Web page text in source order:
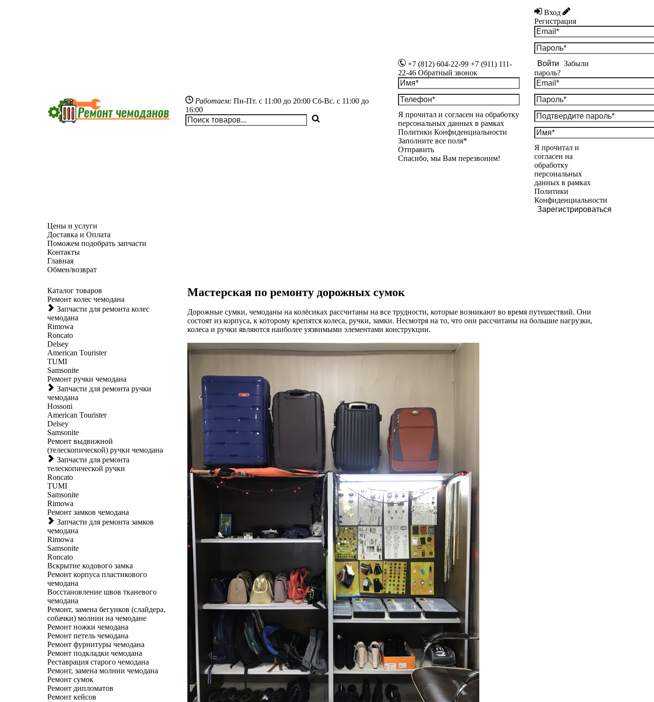
Работаем: Пн-Пт.с 11:00 до 20:00 Сб-Вс.с 11:00 до
16:00
+7 (812) 604-22-99 +7 (911) 111-
22-46 Обратный звонок
Я прочитал и согласен на обработку
персональных данных в рамках
Политики Конфиденциальности
Заполните все поля*
Отправить
Спасибо, мы Вам перезвоним!
Вход
Регистрация
Войти
Забыли
пароль?
Я прочитал и
согласен на
обработку
персональных
данных в рамках
Политики
Конфиденциальности
Зарегистрироваться
Цены и услуги
Доставка и Оплата
Поможем подобрать запчасти
Контакты
Главная
Обмен/возврат
Каталог товаров
Ремонт колес чемодана
Запчасти для ремонта колес
чемодана
Rimowa
Roncato
Delsey
American Tourister
TUMI
Samsonite
Ремонт ручки чемодана
Запчасти для ремонта ручки
чемодана
Hossoni
American Tourister
Delsey
Samsonite
Ремонт выдвижной
(телескопической) ручки чемодана
Запчасти для ремонта
телескопической ручки
Roncato
TUMI
Samsonite
Rimowa
Ремонт замков чемодана
Запчасти для ремонта замков
чемодана
Rimowa
Samsonite
Roncato
Вскрытие кодового замка
Ремонт корпуса пластикового
чемодана
Восстановление швов тканевого
чемодана
Ремонт, замена бегунков (слайдера,
собачки) молнии на чемодане
Ремонт ножки чемодана
Ремонт петель чемодана
Ремонт фурнитуры чемодана
Ремонт подкладки чемодана
Реставрация старого чемодана
Ремонт, замена молнии чемодана
Ремонт сумок
Ремонт дипломатов
Ремонт кейсов
Мастерская по ремонту дорожных сумок
Дорожные сумки, чемоданы на колёсиках рассчитаны на все трудности, которые возникают во время путешествий. Они
состоят из корпуса, к которому крепятся колеса, ручки, замки. Несмотря на то, что они рассчитаны на большие нагрузки,
колеса и ручки являются наиболее уязвимыми элементами конструкции.